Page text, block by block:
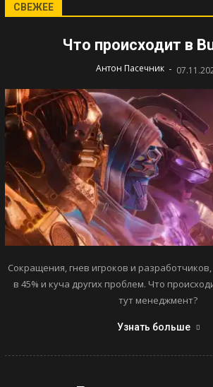
СВЕЖЕЕ
Что происходит в
Антон Пасечник -
Сокращения, гнев игроков и
в 45% и куча других проблем. Что
тут менеджмент?
Узнать больше